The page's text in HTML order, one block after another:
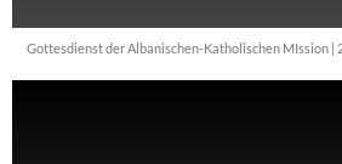
Gottesdienst der Albanischen-Katholischen MIssion |